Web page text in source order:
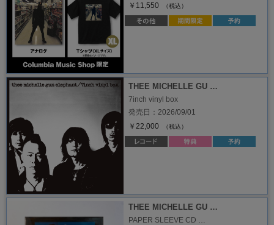
￥11,550
（税込）
THEE MICHELLE GU …
7inch vinyl box
発売日：2026/09/01
￥22,000
（税込）
THEE MICHELLE GU …
PAPER SLEEVE CD …